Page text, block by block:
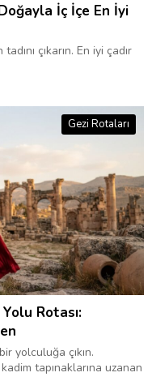
İç İçe En İyi
çıkarın. En iyi çadır
Gezi Rotaları
Rotası:
yolculuğa çıkın.
tapınaklarına uzanan